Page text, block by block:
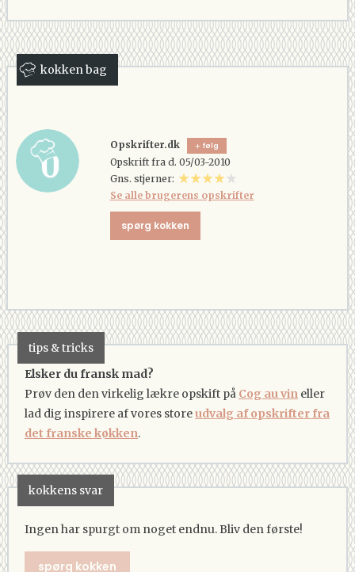
kokken bag
Opskrifter.dk følg
Opskrift fra d. 05/03-2010
Gns. stjerner:
Se alle brugerens opskrifter
spørg kokken
tips & tricks
Elsker du fransk mad?
Prøv den den virkelig lækre opskift på Cog au vin eller
lad dig inspirere af vores storeudvalg af opskrifter fra
det franske køkken.
kokkens svar
Ingen har spurgt om noget endnu. Bliv den første!
spørg kokken